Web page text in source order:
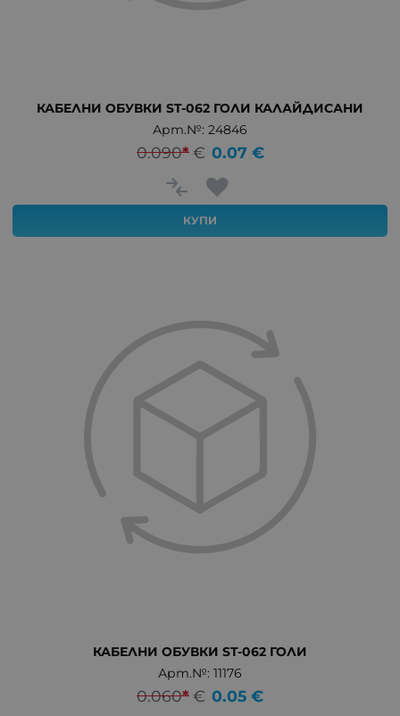
КАБЕЛНИ ОБУВКИ ST-062 ГОЛИ КАЛАЙДИСАНИ
Арт.№: 24846
0.090* € 0.07 €
КУПИ
КАБЕЛНИ ОБУВКИ ST-062 ГОЛИ
Арт.№: 11176
0.060*€ 0.05 €